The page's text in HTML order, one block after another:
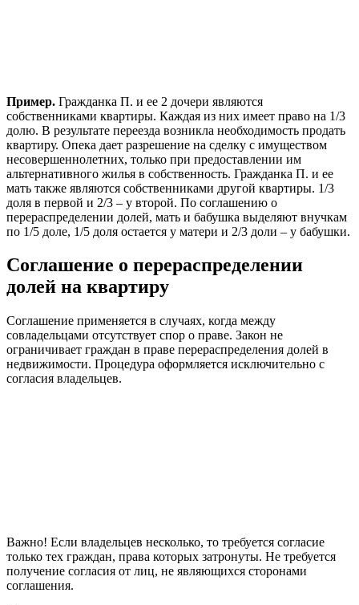
Пример. Гражданка П. и ее 2 дочери являются
собственниками квартиры. Каждая из них имеет право на 1/3
долю. В результате переезда возникла необходимость продать
квартиру. Опека дает разрешение на сделку с имуществом
несовершеннолетних, только при предоставлении им
альтернативного жилья в собственность. Гражданка П. и ее
мать также являются собственниками другой квартиры. 1/3
доля в первой и 2/3 – у второй. По соглашению о
перераспределении долей, мать и бабушка выделяют внучкам
по 1/5 доле, 1/5 доля остается у матери и 2/3 доли – у бабушки.
Соглашение о перераспределении
долей на квартиру
Соглашение применяется в случаях, когда между
совладельцами отсутствует спор о праве. Закон не
ограничивает граждан в праве перераспределения долей в
недвижимости. Процедура оформляется исключительно с
согласия владельцев.
Важно! Если владельцев несколько, то требуется согласие
только тех граждан, права которых затронуты. Не требуется
получение согласия от лиц, не являющихся сторонами
соглашения.